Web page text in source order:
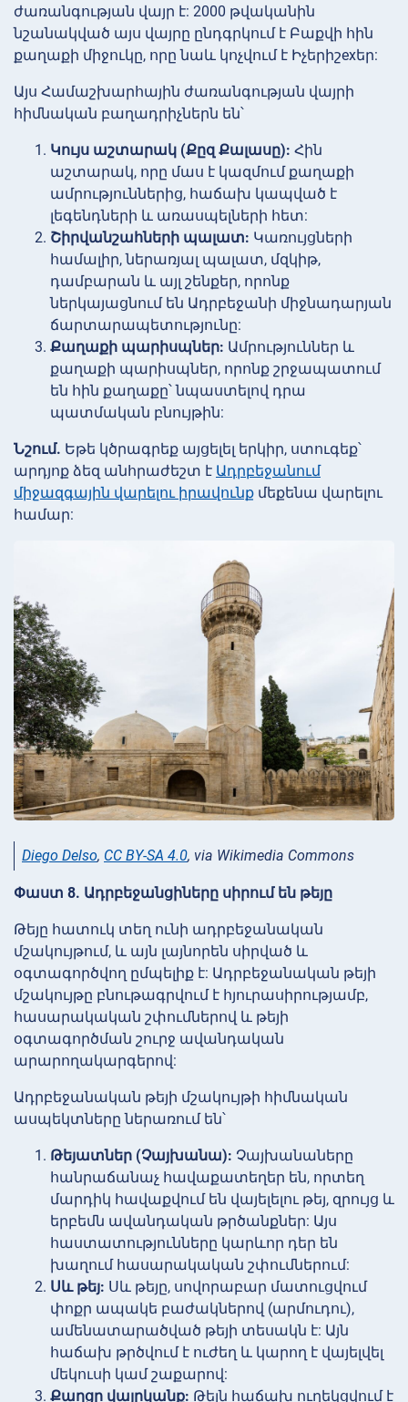
ժառանգության վայր է: 2000 թվականին
նշանակված այս վայրը ընդգրկում է Բաքվի հին
քաղաքի միջուկը, որը նաև կոչվում է Իչերիշехեր:
Այս Համաշխարհային ժառանգության վայրի
հիմնական բաղադրիչներն են՝
Կույս աշտարակ (Քըզ Քալասը): Հին
աշտարակ, որը մաս է կազմում քաղաքի
ամրություններից, հաճախ կապված է
լեգենդների և առասպելների հետ:
Շիրվանշահների պալատ: Կառույցների
համալիր, ներառյալ պալատ, մզկիթ,
դամբարան և այլ շենքեր, որոնք
ներկայացնում են Ադրբեջանի միջնադարյան
ճարտարապետությունը:
Քաղաքի պարիսպներ: Ամրություններ և
քաղաքի պարիսպներ, որոնք շրջապատում
են հին քաղաքը՝ նպաստելով դրա
պատմական բնույթին:
Նշում. Եթե կծրագրեք այցելել երկիր, ստուգեք՝
արդյոք ձեզ անհրաժեշտ է Ադրբեջանում
միջազգային վարելու իրավունք մեքենա վարելու
համար:
Diego Delso, CC BY-SA 4.0, via Wikimedia Commons
Փաստ 8. Ադրբեջանցիները սիրում են թեյը
Թեյը հատուկ տեղ ունի ադրբեջանական
մշակույթում, և այն լայնորեն սիրված և
օգտագործվող ըմպելիք է: Ադրբեջանական թեյի
մշակույթը բնութագրվում է հյուրասիրությամբ,
հասարակական շփումներով և թեյի
օգտագործման շուրջ ավանդական
արարողակարգերով:
Ադրբեջանական թեյի մշակույթի հիմնական
ասպեկտները ներառում են՝
Թեյատներ (Չայխանա): Չայխանաները
հանրաճանաչ հավաքատեղեր են, որտեղ
մարդիկ հավաքվում են վայելելու թեյ, զրույց և
երբեմն ավանդական թրծանքներ: Այս
հաստատությունները կարևոր դեր են
խաղում հասարակական շփումներում:
Սև թեյ: Սև թեյը, սովորաբար մատուցվում
փոքր ապակե բաժակներով (արմուդու),
ամենատարածված թեյի տեսակն է: Այն
հաճախ թրծվում է ուժեղ և կարող է վայելվել
մեկուսի կամ շաքարով:
Քաղցր վայրկանք: Թեյն հաճախ ուղեկցվում է